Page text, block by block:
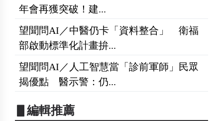
年會再獲突破！建...
望聞問AI／中醫仍卡「資料整合」 衛福
部啟動標準化計畫拚...
望聞問AI／人工智慧當「診前軍師」民眾
揭優點 醫示警：仍...
▋編輯推薦